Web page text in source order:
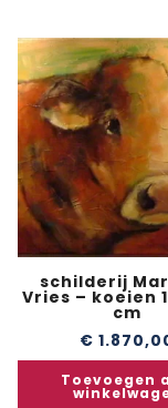
schilderij
Vries – koeien
cm
€
Toevoegen